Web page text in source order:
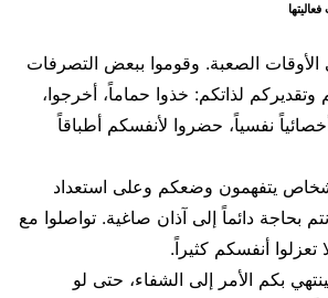
الأوقات الصعبة. وقوموا ببعض التصرفات
لذاتكم: خذوا حماماً، أخرجوا،
نفسياً، حضروا لأنفسكم أطباقاً
يتفهمون وضعكم وعلى استعداد
بحاجة دائماً إلى آذان صاغية. تواصلوا مع
تعزلوا أنفسكم كثيراً.
بكم الأمر إلى الشفاء، حتى لو